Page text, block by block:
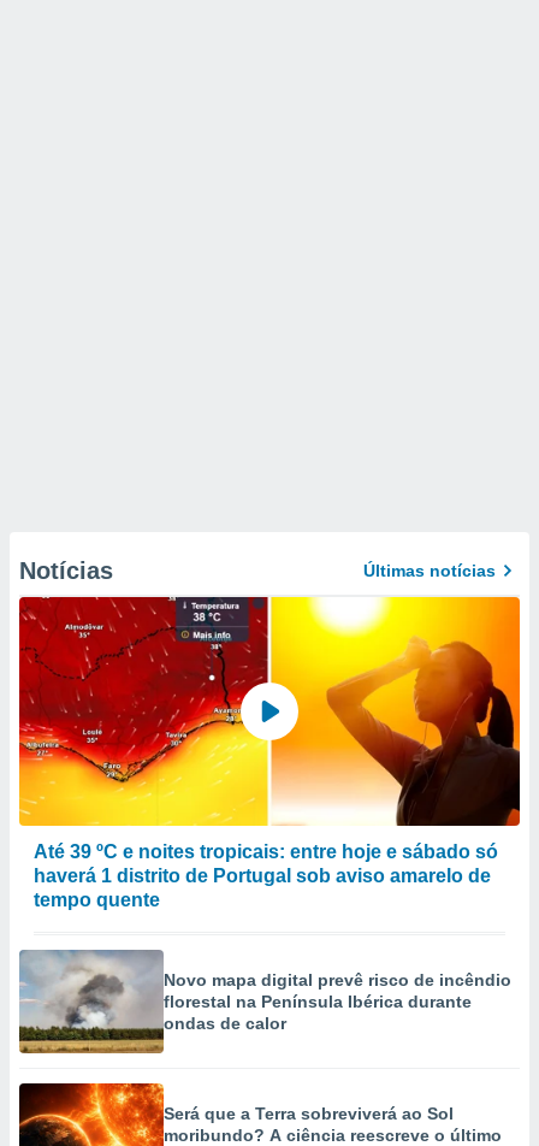
Notícias Últimas notícias
Até 39 ºC e noites tropicais: entre hoje e sábado só
haverá 1 distrito de Portugal sob aviso amarelo de
tempo quente
Novo mapa digital prevê risco de incêndio
florestal na Península Ibérica durante
ondas de calor
Será que a Terra sobreviverá ao Sol
moribundo? A ciência reescreve o último